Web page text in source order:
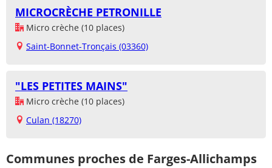
MICROCRÈCHE PETRONILLE
Micro crèche (10 places)
Saint-Bonnet-Tronçais (03360)
"LES PETITES MAINS"
Micro crèche (10 places)
Culan (18270)
Communes proches de Farges-Allichamps